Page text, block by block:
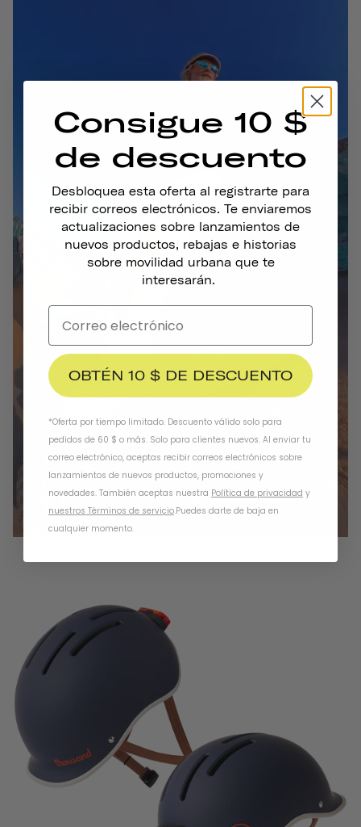
Consigue 10 $
de descuento
Desbloquea esta oferta al registrarte para
recibir correos electrónicos. Te enviaremos
actualizaciones sobre lanzamientos de
nuevos productos, rebajas e historias
sobre movilidad urbana que te
interesarán.
OBTÉN 10 $ DE DESCUENTO
*Oferta por tiempo limitado. Descuento válido solo para
pedidos de 60 $ o más. Solo para clientes nuevos. Al enviar tu
correo electrónico, aceptas recibir correos electrónicos sobre
lanzamientos de nuevos productos, promociones y
novedades. También aceptas nuestra Política de privacidad y
nuestros Términos de servicio.Puedes darte de baja en
cualquier momento.